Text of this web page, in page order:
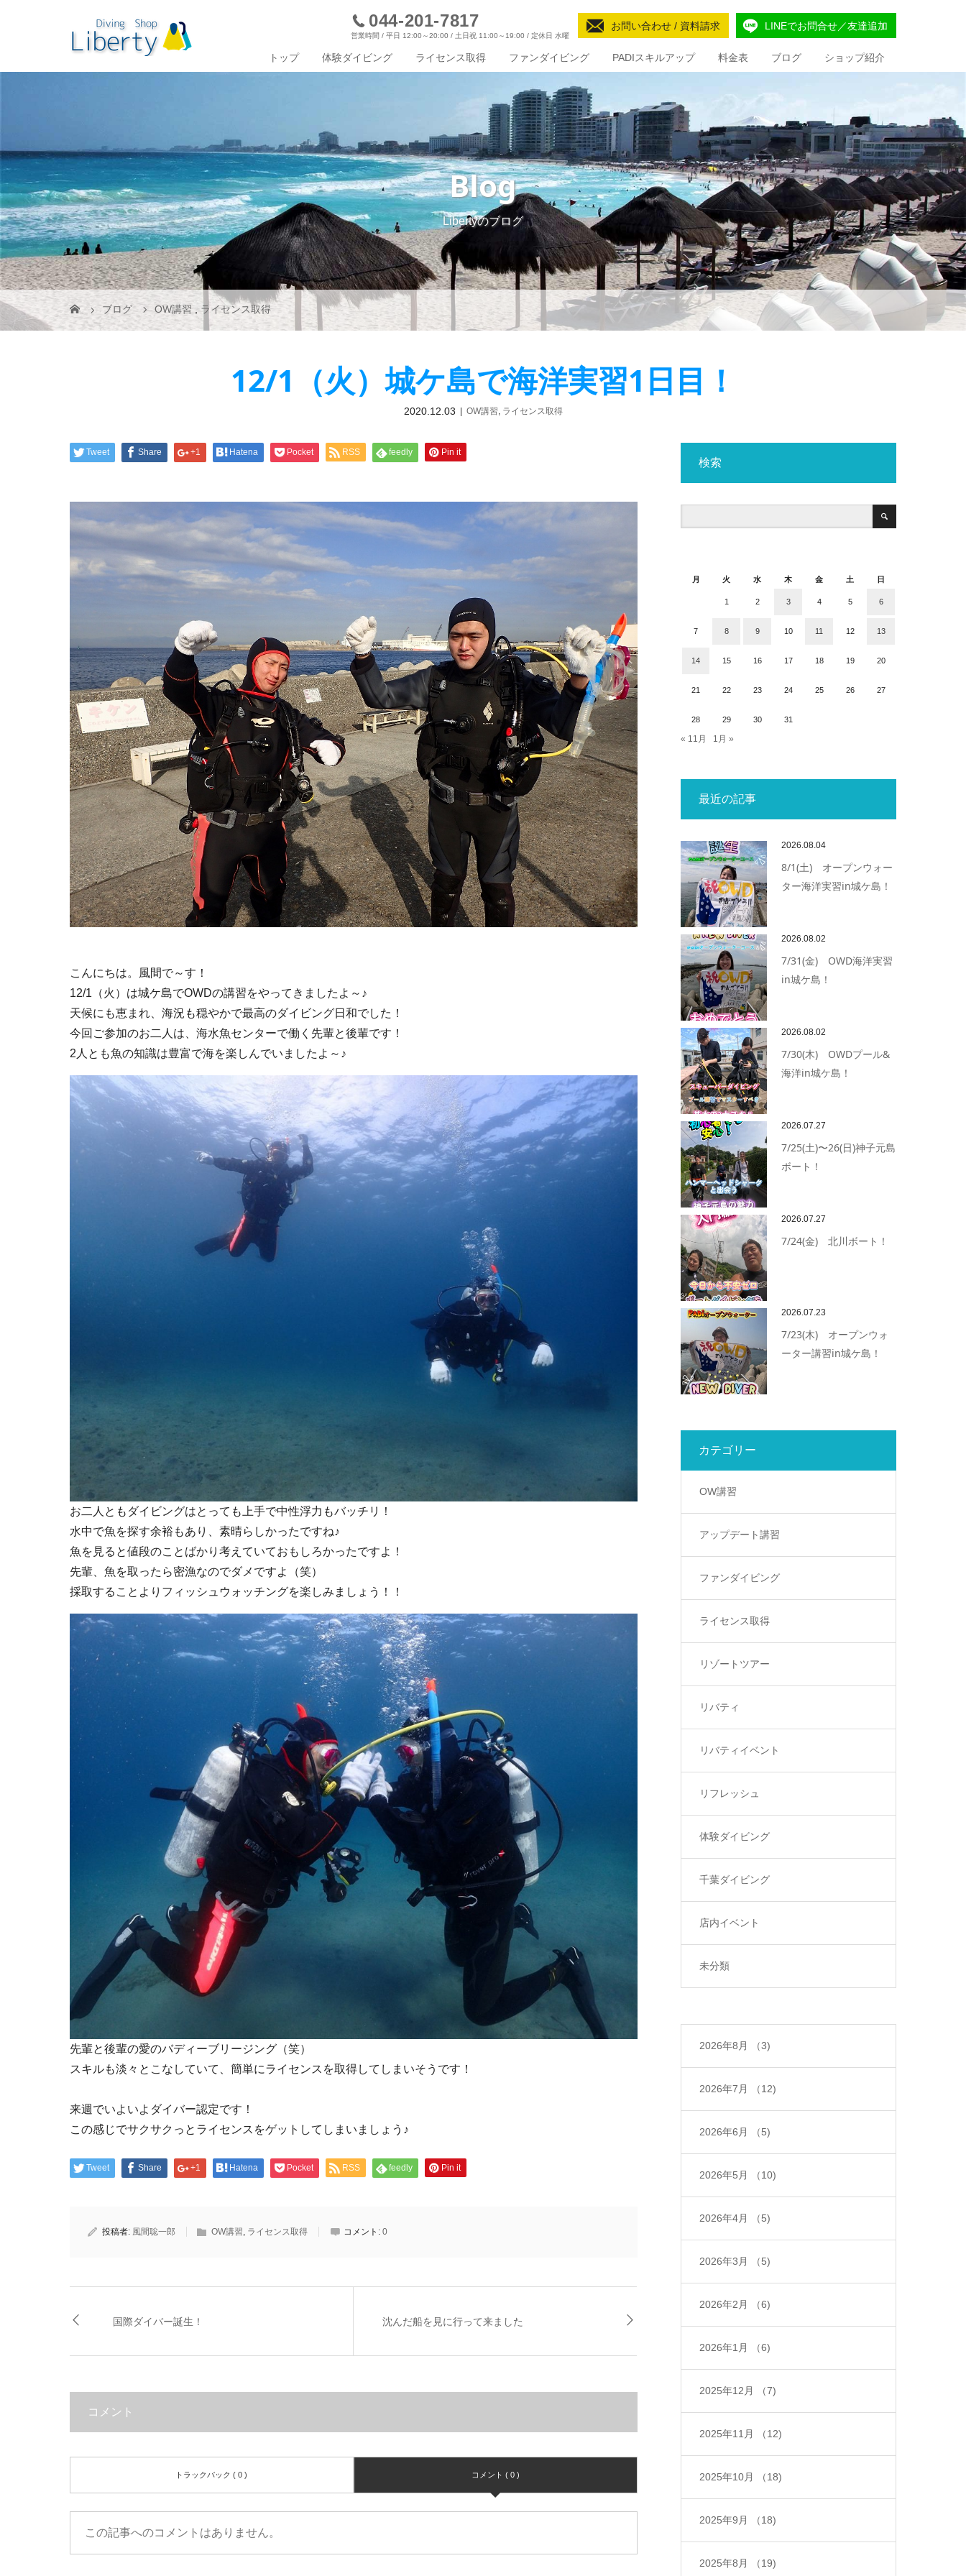
044-201-7817
営業時間 / 平日 12:00～20:00 / 土日祝 11:00～19:00 / 定休日 水曜
お問い合わせ / 資料請求 LINEでお問合せ／友達追加
トップ 体験ダイビング ライセンス取得 ファンダイビング PADIスキルアップ 料金表 ブログ ショップ紹介
Blog
Libertyのブログ
ブログ OW講習 ライセンス取得
12/1（火）城ケ島で海洋実習1日目！
2020.12.03 OW講習, ライセンス取得
Tweet Share +1 Hatena Pocket RSS feedly Pin it
こんにちは。風間で～す！
12/1（火）は城ケ島でOWDの講習をやってきましたよ～♪
天候にも恵まれ、海況も穏やかで最高のダイビング日和でした！
今回ご参加のお二人は、海水魚センターで働く先輩と後輩です！
2人とも魚の知識は豊富で海を楽しんでいましたよ～♪
お二人ともダイビングはとっても上手で中性浮力もバッチリ！
水中で魚を探す余裕もあり、素晴らしかったですね♪
魚を見ると値段のことばかり考えていておもしろかったですよ！
先輩、魚を取ったら密漁なのでダメですよ（笑）
採取することよりフィッシュウォッチングを楽しみましょう！！
先輩と後輩の愛のバディーブリージング（笑）
スキルも淡々とこなしていて、簡単にライセンスを取得してしまいそうです！
来週でいよいよダイバー認定です！
この感じでサクサクっとライセンスをゲットしてしまいましょう♪
Tweet Share +1 Hatena Pocket RSS feedly Pin it
投稿者: 風間聡一郎 OW講習, ライセンス取得 コメント: 0
国際ダイバー誕生！ 沈んだ船を見に行って来ました
コメント
トラックバック ( 0 ) コメント ( 0 )
この記事へのコメントはありません。
検索
月
火 水 木 金 土 日
1 2 3 4 5 6
7 8 9 10 11 12 13
14 15 16 17 18 19 20
21 22 23 24 25 26 27
28 29 30 31
« 11月 1月 »
最近の記事
2026.08.04
8/1(土) オープンウォー
ター海洋実習in城ケ島！
2026.08.02
7/31(金) OWD海洋実習
in城ケ島！
2026.08.02
7/30(木) OWDプール&
海洋in城ケ島！
2026.07.27
7/25(土)〜26(日)神子元島
ボート！
2026.07.27
7/24(金) 北川ボート！
2026.07.23
7/23(木) オープンウォ
ーター講習in城ケ島！
カテゴリー
OW講習
アップデート講習
ファンダイビング
ライセンス取得
リゾートツアー
リバティ
リバティイベント
リフレッシュ
体験ダイビング
千葉ダイビング
店内イベント
未分類
2026年8月 （3)
2026年7月 （12)
2026年6月 （5)
2026年5月 （10)
2026年4月 （5)
2026年3月 （5)
2026年2月 （6)
2026年1月 （6)
2025年12月 （7)
2025年11月 （12)
2025年10月 （18)
2025年9月 （18)
2025年8月 （19)